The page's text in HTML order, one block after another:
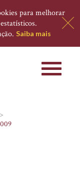
para melhorar
Saiba mais
Toggle